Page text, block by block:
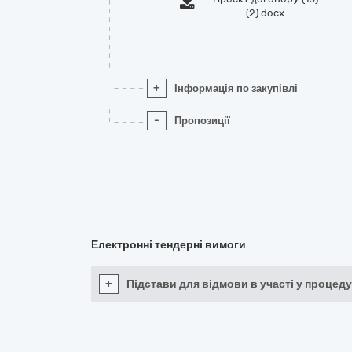
(2).docx
+ Інформація по закупівлі
- Пропозиції
Електронні тендерні вимоги
+ Підстави для відмови в участі у